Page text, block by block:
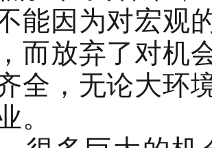
能因为对宏观
而放弃了对机
全，无论大环
。